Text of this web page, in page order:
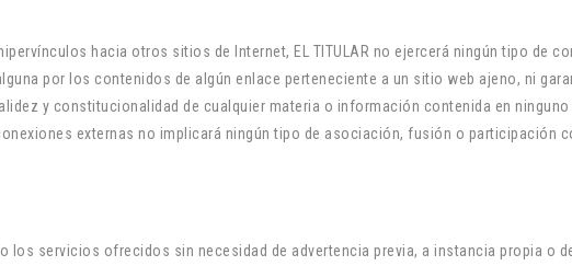
hacia otros sitios de Internet, EL TITULAR no ejercerá ningún tipo de
por los contenidos de algún enlace perteneciente a un sitio web ajeno, ni
y constitucionalidad de cualquier materia o información contenida en
externas no implicará ningún tipo de asociación, fusión o participación
los servicios ofrecidos sin necesidad de advertencia previa, a instancia propia o